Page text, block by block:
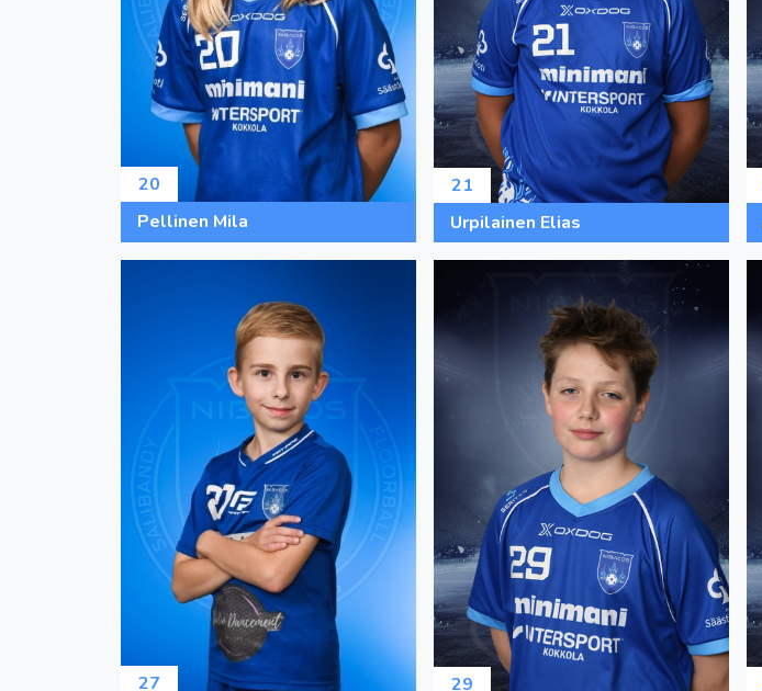
20
Pellinen Mila
21
Urpilainen Elias
27 29